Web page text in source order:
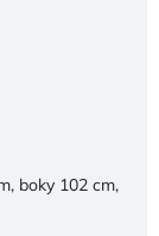
boky 102 cm,